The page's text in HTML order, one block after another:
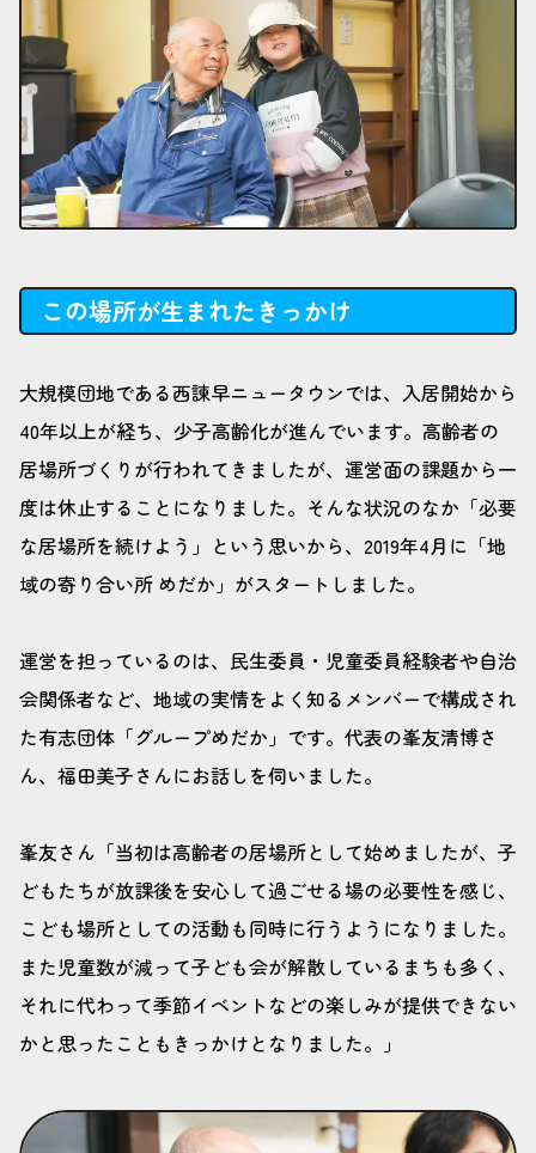
この場所が生まれたきっかけ
大規模団地である西諫早ニュータウンでは、入居開始から
40年以上が経ち、少子高齢化が進んでいます。高齢者の
居場所づくりが行われてきましたが、運営面の課題から一
度は休止することになりました。そんな状況のなか「必要
な居場所を続けよう」という思いから、2019年4月に「地
域の寄り合い所 めだか」がスタートしました。
運営を担っているのは、民生委員・児童委員経験者や自治
会関係者など、地域の実情をよく知るメンバーで構成され
た有志団体「グループめだか」です。代表の峯友清博さ
ん、福田美子さんにお話しを伺いました。
峯友さん「当初は高齢者の居場所として始めましたが、子
どもたちが放課後を安心して過ごせる場の必要性を感じ、
こども場所としての活動も同時に行うようになりました。
また児童数が減って子ども会が解散しているまちも多く、
それに代わって季節イベントなどの楽しみが提供できない
かと思ったこともきっかけとなりました。」